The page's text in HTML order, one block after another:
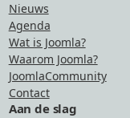
Nieuws
Agenda
Wat is Joomla?
Waarom Joomla?
JoomlaCommunity
Contact
Aan de slag